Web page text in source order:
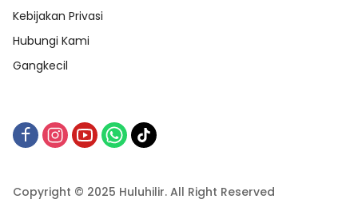
Kebijakan Privasi
Hubungi Kami
Gangkecil
Copyright © 2025 Huluhilir. All Right Reserved